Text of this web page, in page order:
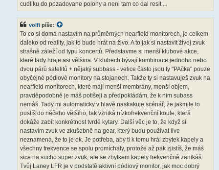
cudliku do pozadovane polohy a neni tam co dal resit ...
volfi píše:
To co si doma nastavím na průměrných nearfield monitorech, je celkem
daleko od reality, jak to bude hrát na živo. A to jak si nastavit živej zvuk
strašně záleží od typu koncertů. Představme si menší klubové akce,
které tady hraje asi většina. V klubech bývají kombinace jednoho nebo
dvou párů satelitů + nějaký subbass - velice často jsou ty "PAčka" pouze
obyčejné pódiové monitory na stojanech. Takže ty si nastavuješ zvuk na
nearfield monitorech, které mají menší membrány, menší objem,
pravděpodobně je máš potišeji a předpokládám, že k nim subass
nemáš. Tady mi automaticky v hlavě naskakuje scénář, že jakmile to
pustíš do něčeho většího, tak vzniká nízkofrekvenční koule, která
dokáže zabít konkrétnost tvrdé kytary. Další věc je to, že když si
nastavím zvuk ve zkušebně na gear, který budu používat live
neznamená, že to je ok. Je potřeba, aby ti k tomu hrál zbytek kapely a
všechny frekvence se spolu promíchaly, protože až pak zjistíš, že máš
sice na sucho super zvuk, ale se zbytkem kapely frekvenčně zanikáš.
Tvůj Laney LFR je v podstatě aktivní pódiový monitor, jak moc dobrý